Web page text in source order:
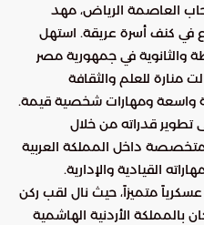
العاصمة الرياض، مهد
في كنف أسرة عريقة. استهل
والثانوية في جمهورية مصر
منارة للعلم والثقافة
واسعة ومهارات شخصية قيمة.
تطوير قدراته من خلال
داخل المملكة العربية
القيادية والإدارية.
متميزاً، حيث نال لقب ركن
بالمملكة الأردنية الهاشمية